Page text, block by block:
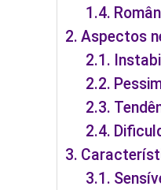
Aspectos